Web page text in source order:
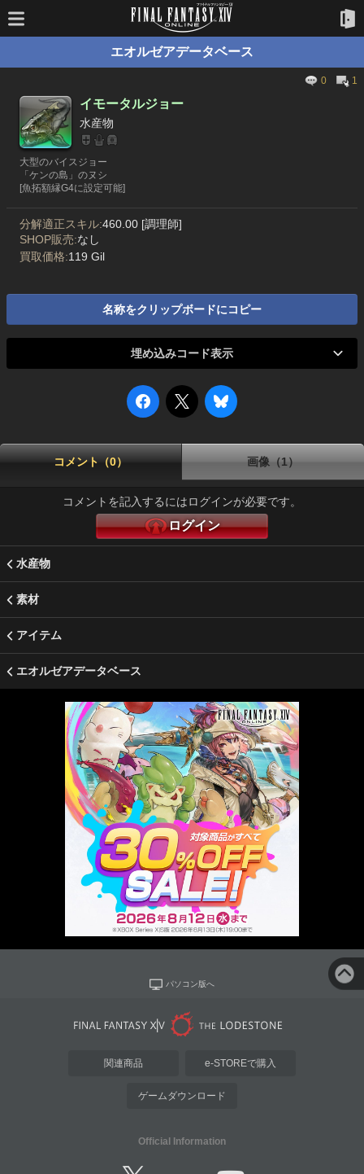
エオルゼアデータベース
0 1
イモータルジョー
水産物
大型のバイスジョー
「ケンの島」のヌシ
[魚拓額縁G4に設定可能]
分解適正スキル:460.00 [調理師]
SHOP販売:なし
買取価格:119 Gil
名称をクリップボードにコピー
埋め込みコード表示
コメント（0） 画像（1）
コメントを記入するにはログインが必要です。
ログイン
水産物
素材
アイテム
エオルゼアデータベース
パソコン版へ
関連商品 e-STOREで購入
ゲームダウンロード
Official Information